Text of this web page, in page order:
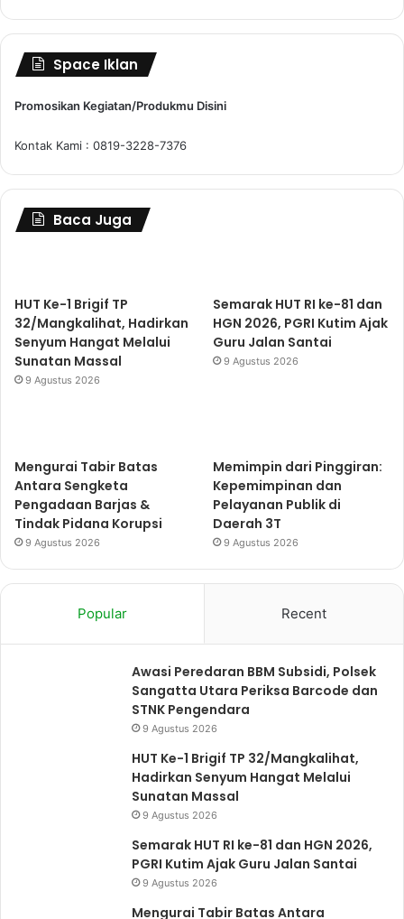
Space Iklan
Promosikan Kegiatan/Produkmu Disini
Kontak Kami : 0819-3228-7376
Baca Juga
HUT Ke-1 Brigif TP
32/Mangkalihat, Hadirkan
Senyum Hangat Melalui
Sunatan Massal
9 Agustus 2026
Semarak HUT RI ke-81 dan
HGN 2026, PGRI Kutim Ajak
Guru Jalan Santai
9 Agustus 2026
Mengurai Tabir Batas
Antara Sengketa
Pengadaan Barjas &
Tindak Pidana Korupsi
9 Agustus 2026
Memimpin dari Pinggiran:
Kepemimpinan dan
Pelayanan Publik di
Daerah 3T
9 Agustus 2026
Popular Recent
Awasi Peredaran BBM Subsidi, Polsek
Sangatta Utara Periksa Barcode dan
STNK Pengendara
9 Agustus 2026
HUT Ke-1 Brigif TP 32/Mangkalihat,
Hadirkan Senyum Hangat Melalui
Sunatan Massal
9 Agustus 2026
Semarak HUT RI ke-81 dan HGN 2026,
PGRI Kutim Ajak Guru Jalan Santai
9 Agustus 2026
Mengurai Tabir Batas Antara